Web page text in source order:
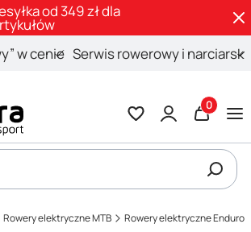
od 349 zł dla
w cenie Serwis rowerowy i narciarski
Szukaj
Rowery elektryczne MTB Rowery elektryczne Enduro